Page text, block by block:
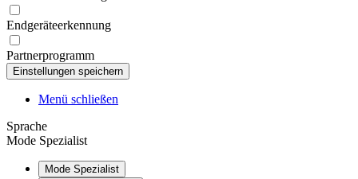
Endgeräteerkennung
Partnerprogramm
Menü schließen
Sprache
Mode Spezialist
Mode Spezialist